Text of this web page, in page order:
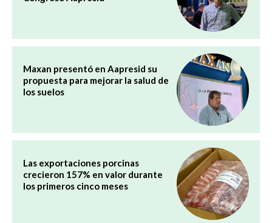
Maxan presentó en Aapresid su
propuesta para mejorar la salud de
los suelos
Las exportaciones porcinas
crecieron 157% en valor durante
los primeros cinco meses